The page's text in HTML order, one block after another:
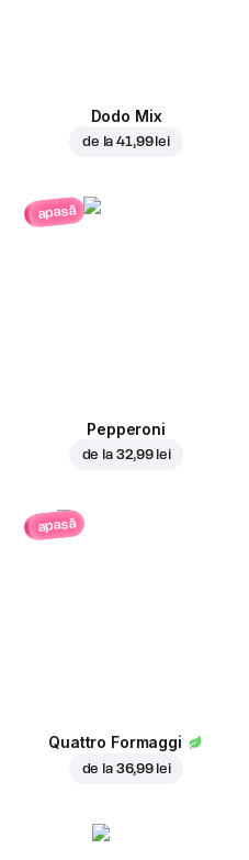
Dodo Mix
de la41,99 lei
apasă
Pepperoni
de la 32,99 lei
apasă
Quattro Formaggi
de la 36,99 lei